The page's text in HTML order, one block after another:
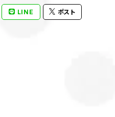
LINE ポスト